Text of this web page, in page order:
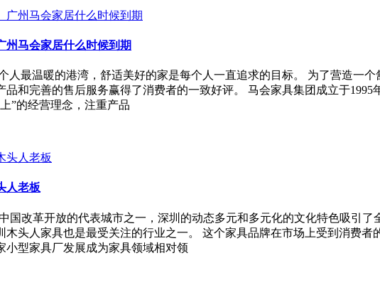
州马会家居什么时候到期
人最温暖的港湾，舒适美好的家是每个人一直追求的目标。 为了营造一
和完善的售后服务赢得了消费者的一致好评。 马会家具集团成立于
”的经营理念，注重产品
人老板
国改革开放的代表城市之一，深圳的动态多元和多元化的文化特色吸引
头人家具也是最受关注的行业之一。 这个家具品牌在市场上受到消费
小型家具厂发展成为家具领域相对领